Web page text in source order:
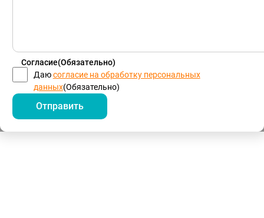
Согласие(Обязательно)
Даюсогласие на обработку персональных
данных(Обязательно)